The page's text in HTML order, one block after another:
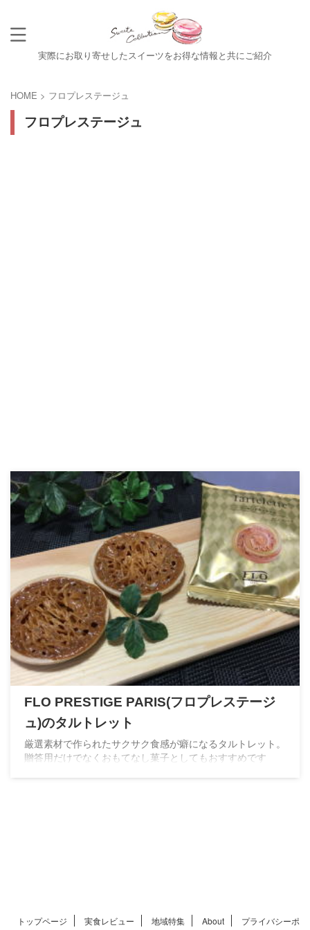
実際にお取り寄せしたスイーツをお得な情報と共にご紹介
HOME > フロプレステージュ
フロプレステージュ
FLO PRESTIGE PARIS(フロプレステージ
ュ)のタルトレット
厳選素材で作られたサクサク食感が癖になるタルトレット。
贈答用だけでなくおもてなし菓子としてもおすすめです
トップページ 実食レビュー 地域特集 About プライバシーポ